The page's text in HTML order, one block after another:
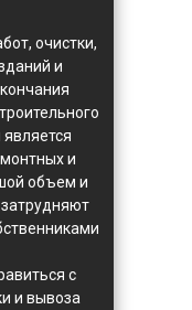
очистки,
и
и
объем и
с
и вывоза